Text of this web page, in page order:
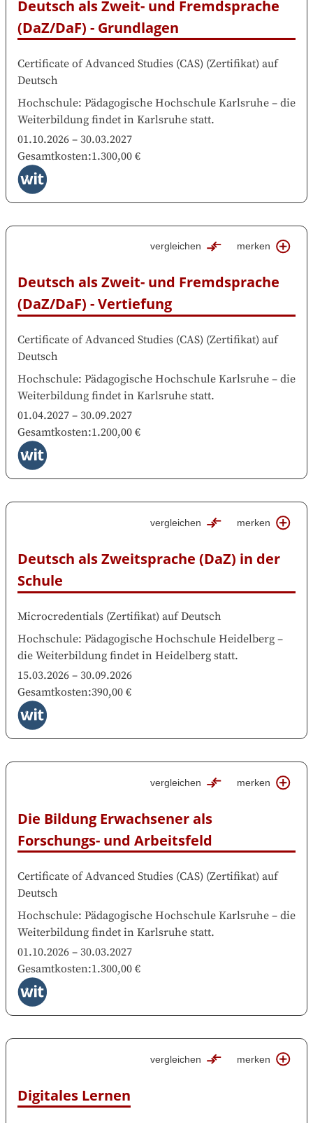
Deutsch als Zweit- und Fremdsprache
(DaZ/DaF) - Grundlagen
Certificate of Advanced Studies (CAS) (Zertifikat) auf
Deutsch
Hochschule: Pädagogische Hochschule Karlsruhe – die
Weiterbildung findet in Karlsruhe statt.
01.10.2026 – 30.03.2027
Gesamtkosten:1.300,00 €
Deutsch als Zweit- und Fremdsprache
(DaZ/DaF) - Vertiefung
vergleichen merken
Certificate of Advanced Studies (CAS) (Zertifikat) auf
Deutsch
Hochschule: Pädagogische Hochschule Karlsruhe – die
Weiterbildung findet in Karlsruhe statt.
01.04.2027 – 30.09.2027
Gesamtkosten:1.200,00 €
Deutsch als Zweitsprache (DaZ) in der
Schule
vergleichen merken
Microcredentials (Zertifikat) auf Deutsch
Hochschule: Pädagogische Hochschule Heidelberg –
die Weiterbildung findet in Heidelberg statt.
15.03.2026 – 30.09.2026
Gesamtkosten:390,00 €
Die Bildung Erwachsener als
Forschungs- und Arbeitsfeld
vergleichen merken
Certificate of Advanced Studies (CAS) (Zertifikat) auf
Deutsch
Hochschule: Pädagogische Hochschule Karlsruhe – die
Weiterbildung findet in Karlsruhe statt.
01.10.2026 – 30.03.2027
Gesamtkosten:1.300,00 €
Digitales Lernen
vergleichen merken